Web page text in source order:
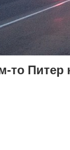
то Питер